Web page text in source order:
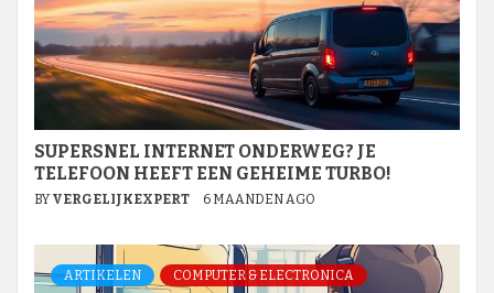
SUPERSNEL INTERNET ONDERWEG? JE
TELEFOON HEEFT EEN GEHEIME TURBO!
BY VERGELIJKEXPERT 6 MAANDEN AGO
ARTIKELEN COMPUTER & ELECTRONICA